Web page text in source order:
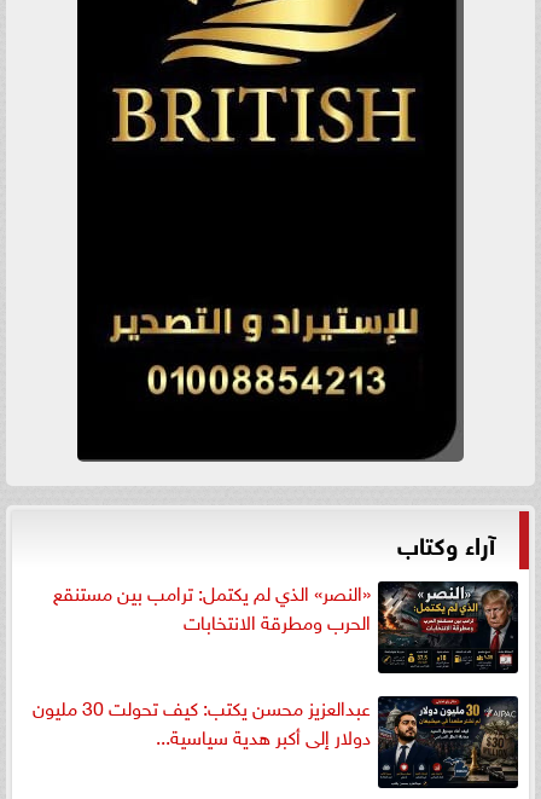
آراء وكتاب
«النصر» الذي لم يكتمل: ترامب بين مستنقع
الحرب ومطرقة الانتخابات
عبدالعزيز محسن يكتب: كيف تحولت 30 مليون
دولار إلى أكبر هدية سياسية...